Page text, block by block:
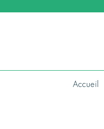
Accueil